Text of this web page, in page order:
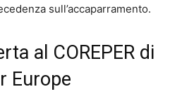
sull’accaparramento.
al COREPER di
Europe